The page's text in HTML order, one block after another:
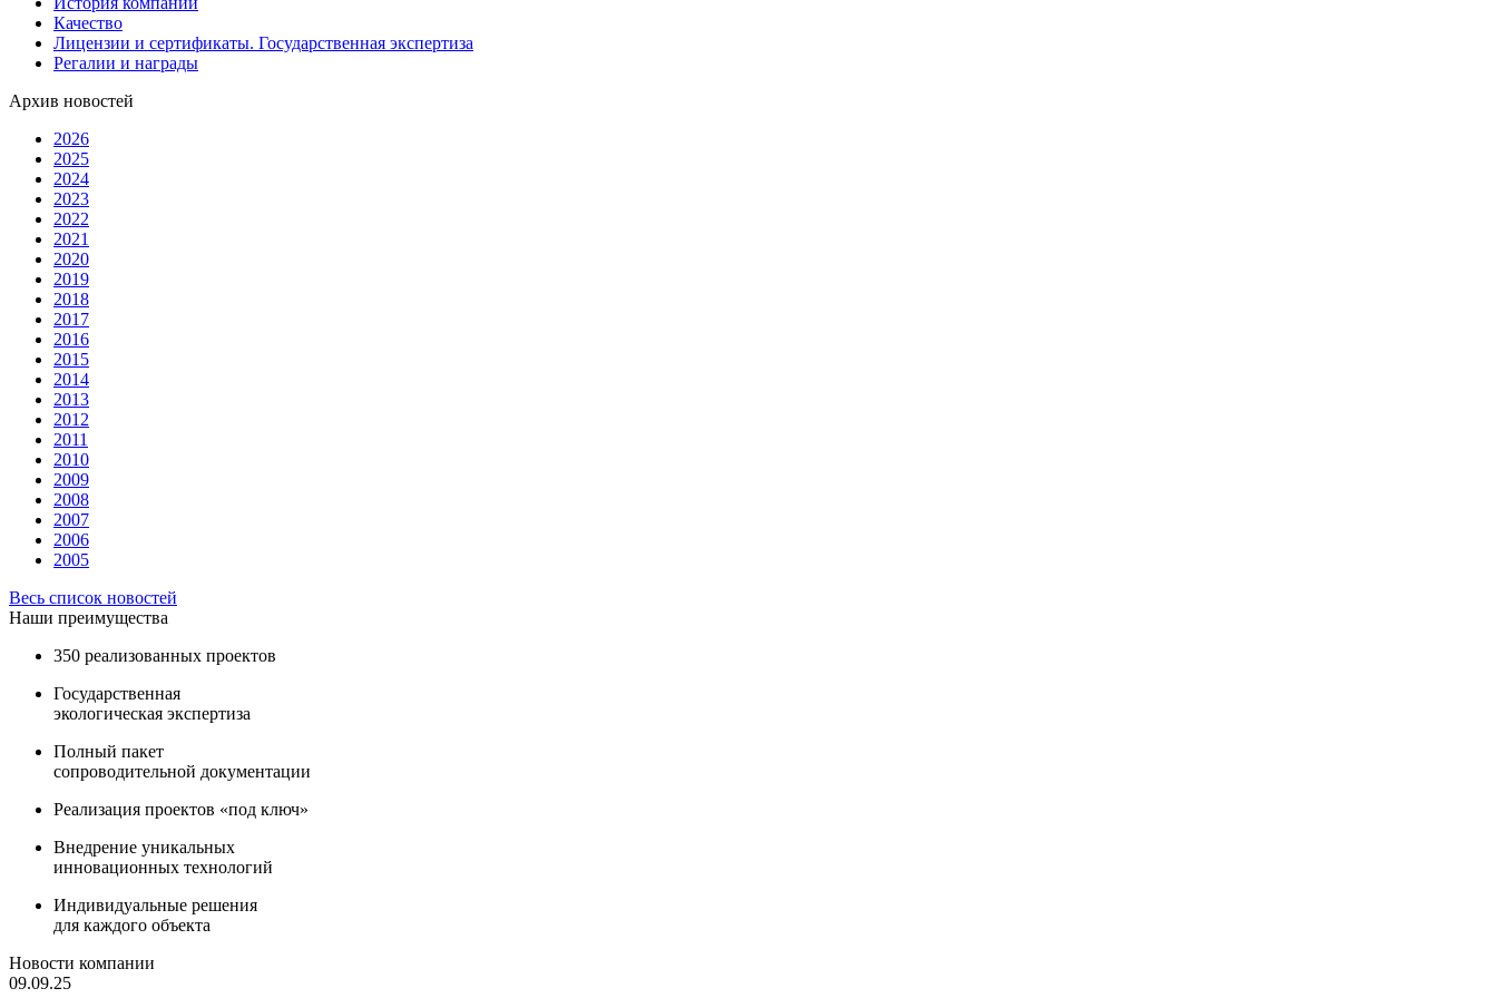
Качество
Лицензии и сертификаты. Государственная экспертиза
Регалии и награды
Архив новостей
2026
2025
2024
2023
2022
2021
2020
2019
2018
2017
2016
2015
2014
2013
2012
2011
2010
2009
2008
2007
2006
2005
Весь список новостей
Наши преимущества
350 реализованных проектов
Государственная
экологическая экспертиза
Полный пакет
сопроводительной документации
Реализация проектов «под ключ»
Внедрение уникальных
инновационных технологий
Индивидуальные решения
для каждого объекта
Новости компании
09.09.25